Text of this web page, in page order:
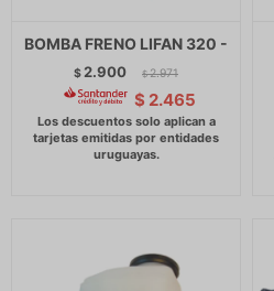
BOMBA FRENO LIFAN 320 -
$ 2.900 $ 2.971
$ 2.465